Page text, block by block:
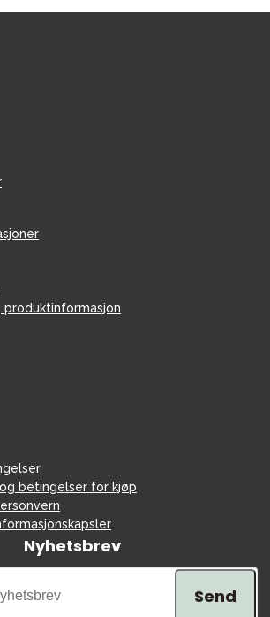
betingelser for kjøp
Nyhetsbrev
Send